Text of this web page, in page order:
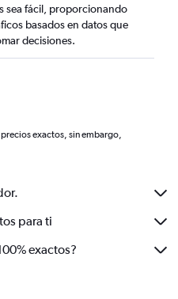
sea fácil, proporcionando
basados en datos que
decisiones.
exactos, sin embargo,
para ti
exactos?